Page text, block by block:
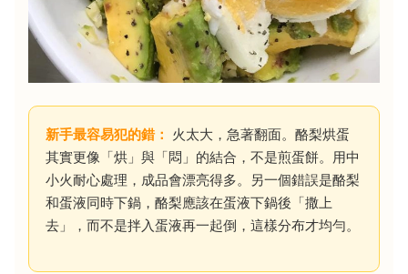
新手最容易犯的錯： 火太大，急著翻面。酪梨烘蛋
其實更像「烘」與「悶」的結合，不是煎蛋餅。用中
小火耐心處理，成品會漂亮得多。另一個錯誤是酪梨
和蛋液同時下鍋，酪梨應該在蛋液下鍋後「撒上
去」，而不是拌入蛋液再一起倒，這樣分布才均勻。